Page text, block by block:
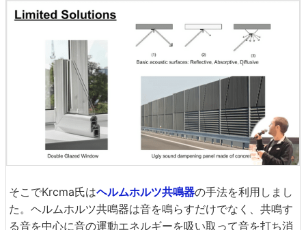
そこでKrcma氏はヘルムホルツ共鳴器の手法を利用しまし
た。ヘルムホルツ共鳴器は音を鳴らすだけでなく、共鳴す
る音を中心に音の運動エネルギーを吸い取って音を打ち消